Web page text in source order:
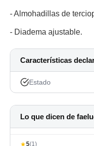
- Almohadillas de
- Diadema ajustable.
Características
Estado
Lo que dicen de
★5(1)